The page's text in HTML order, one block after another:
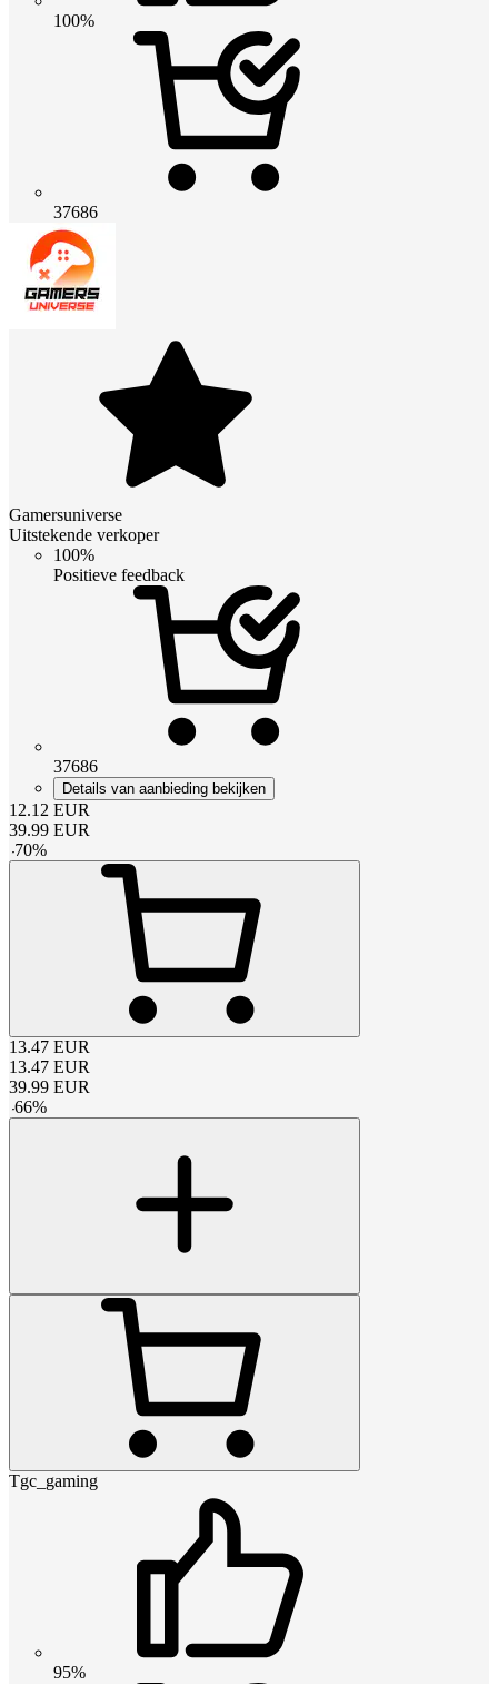
100%
37686
Gamersuniverse
Uitstekende verkoper
100%
Positieve feedback
37686
Details van aanbieding bekijken
12.12 EUR
39.99 EUR
-70%
13.47 EUR
13.47 EUR
39.99 EUR
-66%
Tgc_gaming
95%